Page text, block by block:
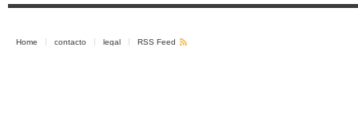
Home contacto legal RSS Feed